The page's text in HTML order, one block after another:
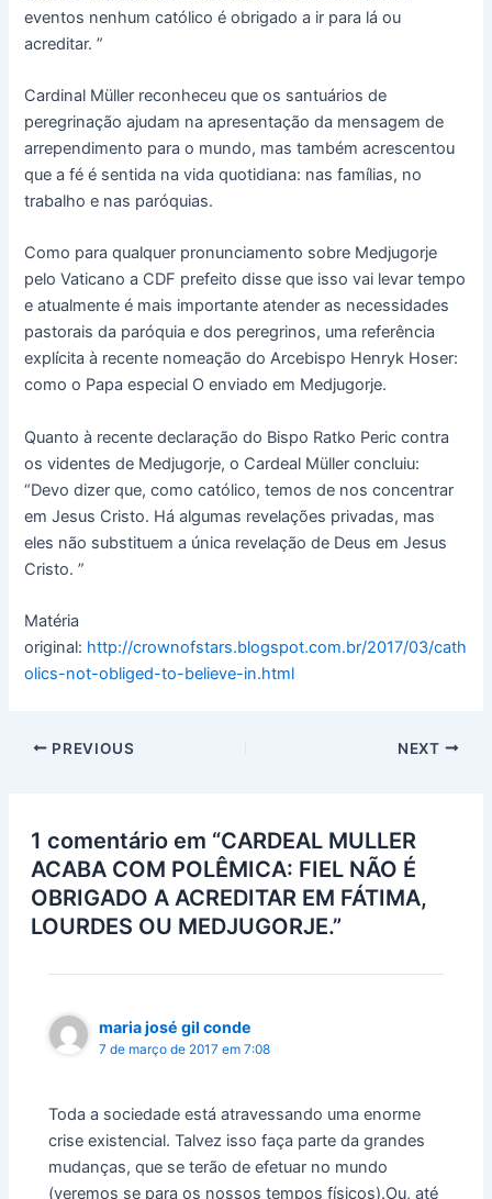
eventos nenhum católico é obrigado a ir para lá ou
acreditar. ”
Cardinal Müller reconheceu que os santuários de
peregrinação ajudam na apresentação da mensagem de
arrependimento para o mundo, mas também acrescentou
que a fé é sentida na vida quotidiana: nas famílias, no
trabalho e nas paróquias.
Como para qualquer pronunciamento sobre Medjugorje
pelo Vaticano a CDF prefeito disse que isso vai levar tempo
e atualmente é mais importante atender as necessidades
pastorais da paróquia e dos peregrinos, uma referência
explícita à recente nomeação do Arcebispo Henryk Hoser:
como o Papa especial O enviado em Medjugorje.
Quanto à recente declaração do Bispo Ratko Peric contra
os videntes de Medjugorje, o Cardeal Müller concluiu:
“Devo dizer que, como católico, temos de nos concentrar
em Jesus Cristo. Há algumas revelações privadas, mas
eles não substituem a única revelação de Deus em Jesus
Cristo. ”
Matéria
original: http://crownofstars.blogspot.com.br/2017/03/cath
olics-not-obliged-to-believe-in.html
PREVIOUS NEXT
1 comentário em “CARDEAL MULLER
ACABA COM POLÊMICA: FIEL NÃO É
OBRIGADO A ACREDITAR EM FÁTIMA,
LOURDES OU MEDJUGORJE.”
maria josé gil conde
7 de março de 2017 em 7:08
Toda a sociedade está atravessando uma enorme
crise existencial. Talvez isso faça parte da grandes
mudanças, que se terão de efetuar no mundo
(veremos se para os nossos tempos físicos).Ou, até